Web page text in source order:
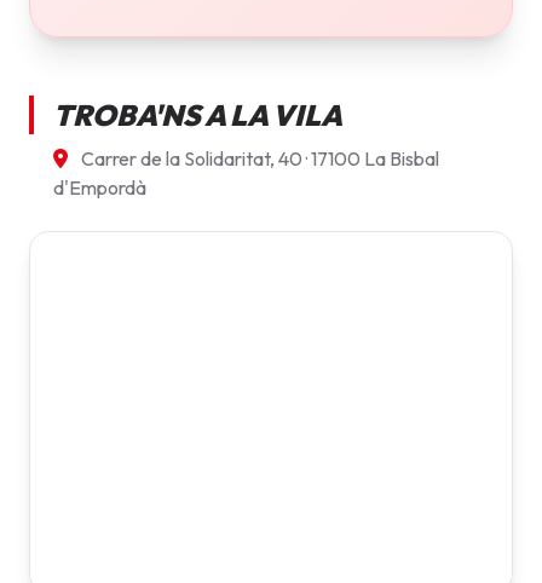
TROBA'NS A LA VILA
Carrer de la Solidaritat, 40 · 17100 La Bisbal
d'Empordà